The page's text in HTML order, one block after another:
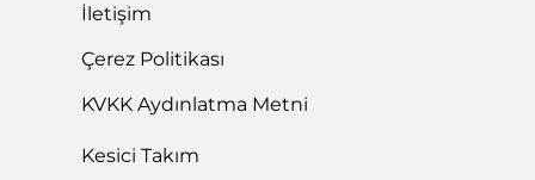
İletişim
Çerez Politikası
KVKK Aydınlatma Metni
Kesici Takım